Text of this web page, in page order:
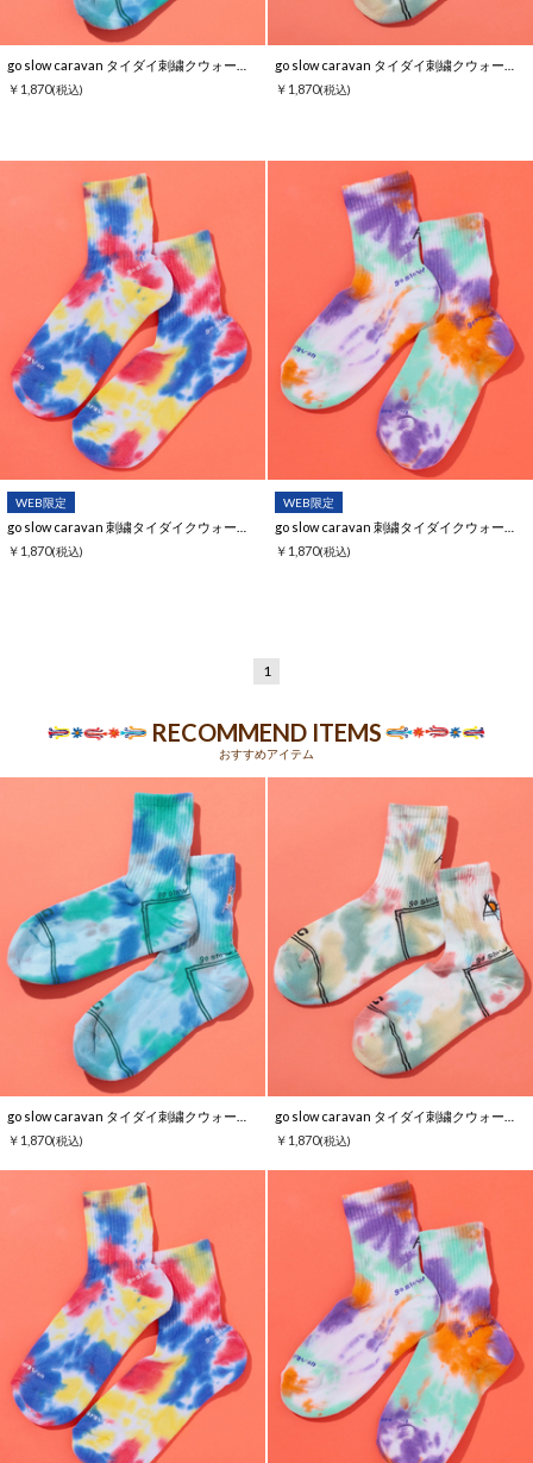
￥1,870(税込)
￥1,870(税込)
WEB限定
￥1,870(税込)
WEB限定
￥1,870(税込)
1
RECOMMEND ITEMS
おすすめアイテム
￥1,870(税込)
￥1,870(税込)